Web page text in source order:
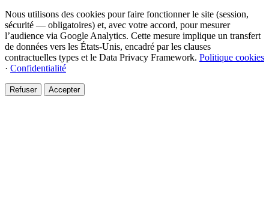
Nous utilisons des cookies pour faire fonctionner le site (session,
sécurité — obligatoires) et, avec votre accord, pour mesurer
l’audience via Google Analytics. Cette mesure implique un transfert
de données vers les États-Unis, encadré par les clauses
contractuelles types et le Data Privacy Framework. Politique cookies
· Confidentialité
Refuser Accepter